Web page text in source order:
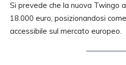
Si prevede che la nuova Twingo
18.000 euro, posizionandosi
accessibile sul mercato europeo.